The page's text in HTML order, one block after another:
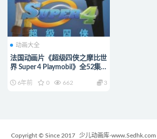
动画大全
法国动画片《超级四侠之摩比世
界 Super 4 Playmobil》全52集
画片超级四侠系列下载
6年前 0 662 3
Copyright © Since 2017 少儿动画库-www.Sedhk.com